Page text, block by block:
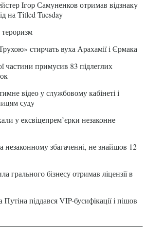
Ігор Самуненков отримав відзнаку
на Titled Tuesday
стирчать вуха Арахамії і Єрмака
частини примусив 83 підлеглих
відео у службовому кабінеті і
суду
у ексвіцепрем’єрки незаконне
незаконному збагаченні, не знайшов 12
грального бізнесу отримав ліцензії в
піддався VIP-бусифікації і пішов